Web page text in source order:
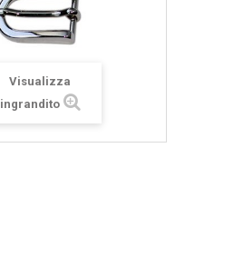
Visualizza
ingrandito